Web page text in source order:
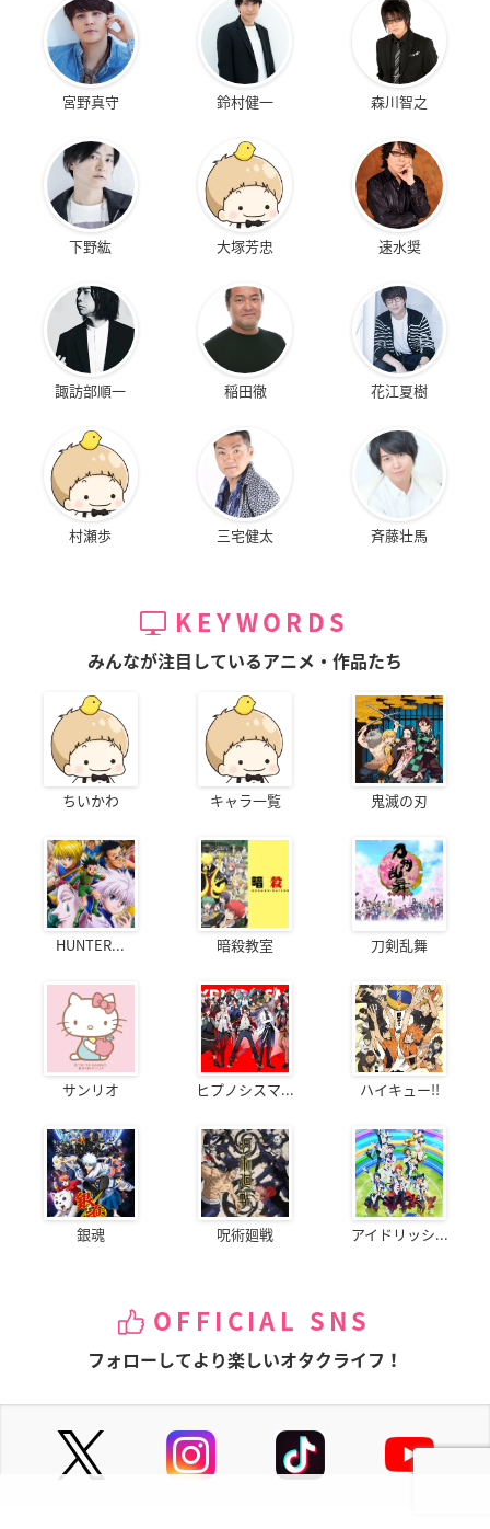
宮野真守 鈴村健一 森川智之
下野紘 大塚芳忠 速水奨
諏訪部順一 稲田徹 花江夏樹
村瀬歩 三宅健太 斉藤壮馬
KEYWORDS
みんなが注目しているアニメ・作品たち
ちいかわ キャラ一覧 鬼滅の刃
HUNTER... 暗殺教室 刀剣乱舞
サンリオ ヒプノシスマ... ハイキュー!!
銀魂 呪術廻戦 アイドリッシ...
OFFICIAL SNS
フォローしてより楽しいオタクライフ！